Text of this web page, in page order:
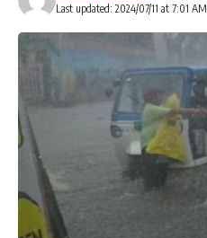
Last updated: 2024/07/11 at 7:01 AM